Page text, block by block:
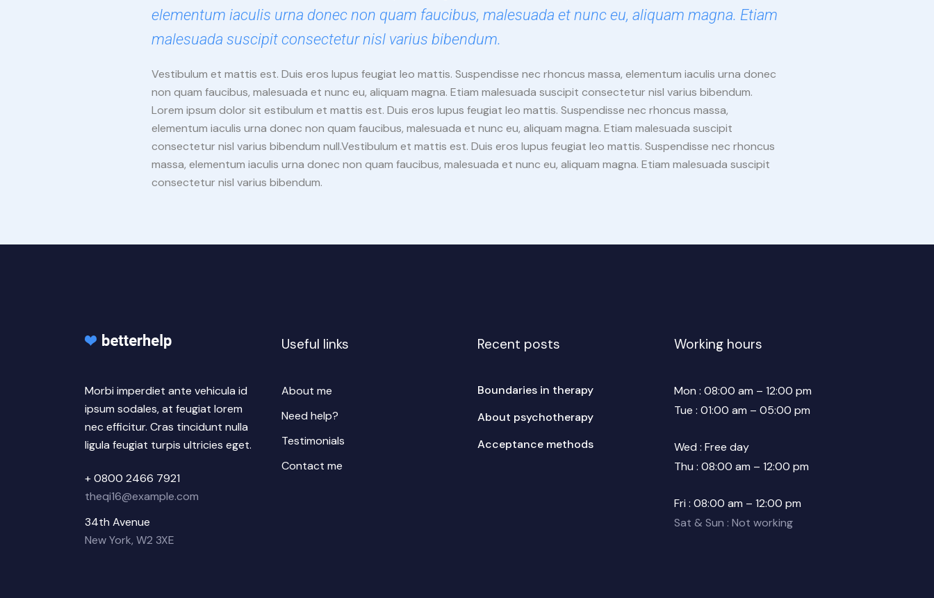
elementum iaculis urna donec non quam faucibus, malesuada et nunc eu, aliquam magna. Etiam
malesuada suscipit consectetur nisl varius bibendum.
Vestibulum et mattis est. Duis eros lupus feugiat leo mattis. Suspendisse nec rhoncus massa, elementum iaculis urna donec
non quam faucibus, malesuada et nunc eu, aliquam magna. Etiam malesuada suscipit consectetur nisl varius bibendum.
Lorem ipsum dolor sit estibulum et mattis est. Duis eros lupus feugiat leo mattis. Suspendisse nec rhoncus massa,
elementum iaculis urna donec non quam faucibus, malesuada et nunc eu, aliquam magna. Etiam malesuada suscipit
consectetur nisl varius bibendum null.Vestibulum et mattis est. Duis eros lupus feugiat leo mattis. Suspendisse nec rhoncus
massa, elementum iaculis urna donec non quam faucibus, malesuada et nunc eu, aliquam magna. Etiam malesuada suscipit
consectetur nisl varius bibendum.
Morbi imperdiet ante vehicula id
ipsum sodales, at feugiat lorem
nec efficitur. Cras tincidunt nulla
ligula feugiat turpis ultricies eget.
+ 0800 2466 7921
theqi16@example.com
34th Avenue
New York, W2 3XE
Useful links
About me
Need help?
Testimonials
Contact me
Recent posts
Boundaries in therapy
About psychotherapy
Acceptance methods
Working hours
Mon : 08:00 am – 12:00 pm
Tue : 01:00 am – 05:00 pm
Wed : Free day
Thu : 08:00 am – 12:00 pm
Fri : 08:00 am – 12:00 pm
Sat & Sun : Not working